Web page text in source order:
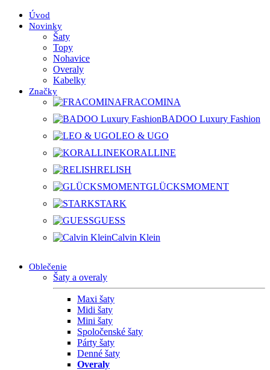
Úvod
Novinky
Šaty
Topy
Nohavice
Overaly
Kabelky
Značky
FRACOMINA
BADOO Luxury Fashion
LEO & UGO
KORALLINE
RELISH
GLÜCKSMOMENT
STARK
GUESS
Calvin Klein
Oblečenie
Šaty a overaly
Maxi šaty
Midi šaty
Mini šaty
Spoločenské šaty
Párty šaty
Denné šaty
Overaly